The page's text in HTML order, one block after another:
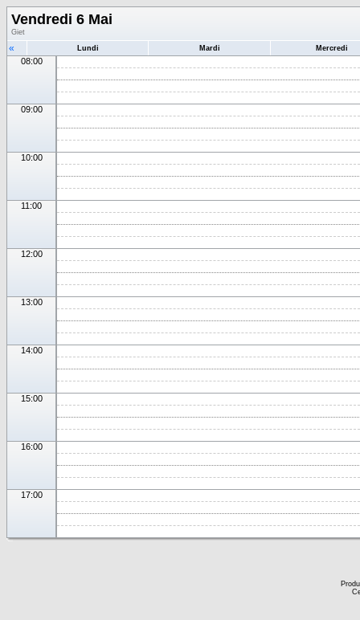
Vendredi 6 Mai
Giet
« Lundi Mardi Mercredi
08:00
09:00
10:00
11:00
12:00
13:00
14:00
15:00
16:00
17:00